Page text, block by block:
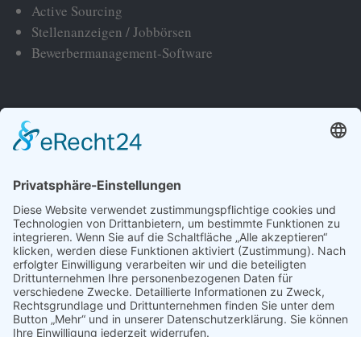
Active Sourcing
Stellenanzeigen / Jobbörsen
Bewerbermanagement-Software
© Copyright 2025 Sören Mennerich
This site is not a part of the Facebook TM website or Facebook TM
Inc. Additionally, this site is NOT endorsed by FacebookTM in any